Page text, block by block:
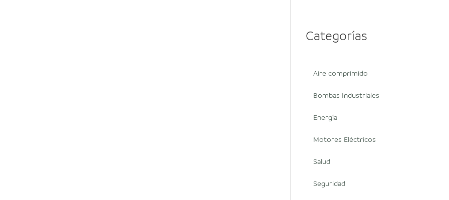
Categorías
Aire comprimido
Bombas Industriales
Energía
Motores Eléctricos
Salud
Seguridad